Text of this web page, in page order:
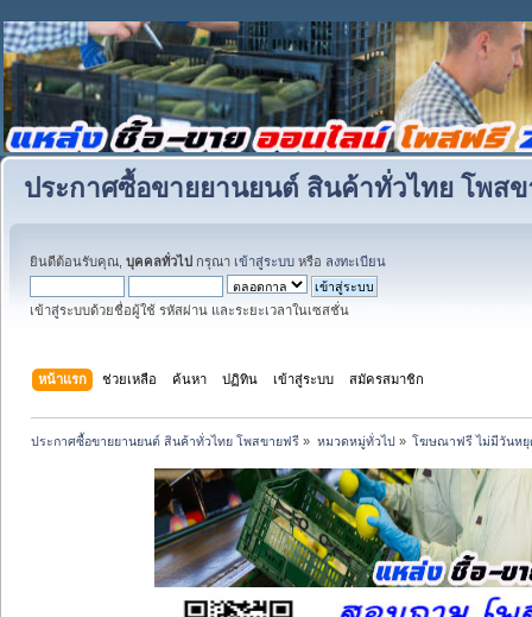
ประกาศซื้อขายยานยนต์ สินค้าทั่วไทย โพส
ยินดีต้อนรับคุณ, บุคคลทั่วไป กรุณา เข้าสู่ระบบ หรือ ลงทะเบียน
เข้าสู่ระบบด้วยชื่อผู้ใช้ รหัสผ่าน และระยะเวลาในเซสชั่น
หน้าแรก ช่วยเหลือ ค้นหา ปฏิทิน เข้าสู่ระบบ สมัครสมาชิก
ประกาศซื้อขายยานยนต์ สินค้าทั่วไทย โพสขายฟรี » หมวดหมู่ทั่วไป» โฆษณาฟรี ไม่มีวันหยุ